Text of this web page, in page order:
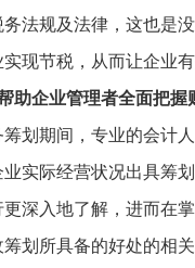
法规及法律，这也是
现节税，从而让企业
助企业管理者全面把握
划期间，专业的会计
实际经营状况出具筹
深入地了解，进而在
划所具备的好处的相